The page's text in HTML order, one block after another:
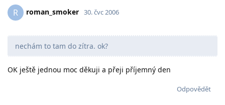
R roman_smoker 30. čvc 2006
nechám to tam do zítra. ok?
OK ještě jednou moc děkuji a přeji příjemný den
Odpovědět